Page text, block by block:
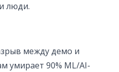
люди.
между демо и
умирает 90% ML/AI-